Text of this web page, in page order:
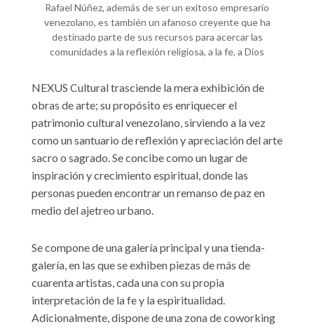
Rafael Núñez, además de ser un exitoso empresario
venezolano, es también un afanoso creyente que ha
destinado parte de sus recursos para acercar las
comunidades a la reflexión religiosa, a la fe, a Dios
NEXUS Cultural trasciende la mera exhibición de
obras de arte; su propósito es enriquecer el
patrimonio cultural venezolano, sirviendo a la vez
como un santuario de reflexión y apreciación del arte
sacro o sagrado. Se concibe como un lugar de
inspiración y crecimiento espiritual, donde las
personas pueden encontrar un remanso de paz en
medio del ajetreo urbano.
Se compone de una galería principal y una tienda-
galería, en las que se exhiben piezas de más de
cuarenta artistas, cada una con su propia
interpretación de la fe y la espiritualidad.
Adicionalmente, dispone de una zona de coworking